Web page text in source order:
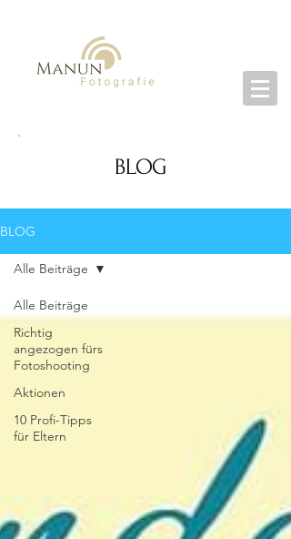
BLOG
BLOG
Alle Beiträge
Richtig
angezogen fürs
Fotoshooting
Aktionen
10 Profi-Tipps
für Eltern
Alle Beiträge